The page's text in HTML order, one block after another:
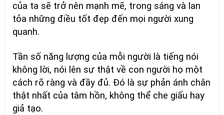
của ta sẽ trở nên mạnh mẽ, trong sáng và lan
tỏa những điều tốt đẹp đến mọi người xung
quanh.
Tần số năng lượng của mỗi người là tiếng nói
không lời, nói lên sự thật về con người họ một
cách rõ ràng và đầy đủ. Đó là sự phản ánh chân
thật nhất của tâm hồn, không thể che giấu hay
giả tạo.